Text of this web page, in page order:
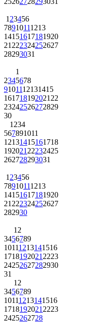
1 23456
78910111213
14151617181920
21 222324252627
28293031
1
2345678
9101112131415
161718192021 22
23242526272829
30
1 234
567891011
12131415161718
192021 22232425
262728293031
1 23456
78910111213
14151617181920
21 222324252627
282930
1 2
3456789
10111213141516
1718192021 2223
24252627282930
31
1 2
3456789
10111213141516
1718192021 2223
2425262728